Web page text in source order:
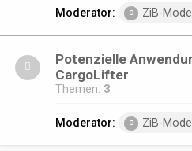
Moderator: ZiB-
Potenzielle
CargoLifter
Themen: 3
Moderator: ZiB-